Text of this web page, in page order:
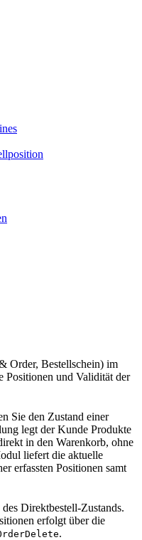
Order, Bestellschein) im
Positionen und Validität der
Sie den Zustand einer
legt der Kunde Produkte
in den Warenkorb, ohne
liefert die aktuelle
erfassten Positionen samt
Direktbestell-Zustands.
erfolgt über die
.